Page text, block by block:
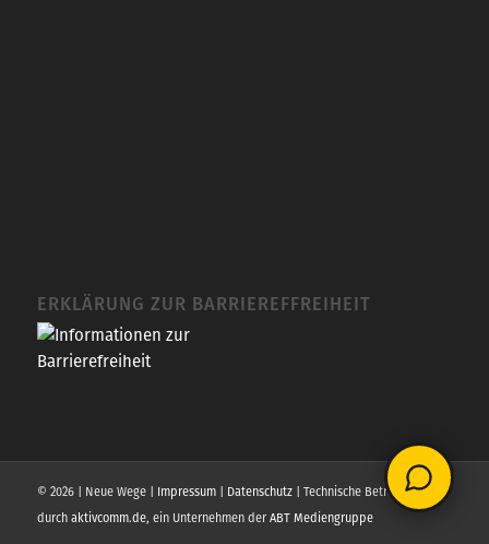
ERKLÄRUNG ZUR BARRIEREFFREIHEIT
© 2026 | Neue Wege | Impressum| Datenschutz| Technische Betreuung
durchaktivcomm.de, ein Unternehmen derABT Mediengruppe